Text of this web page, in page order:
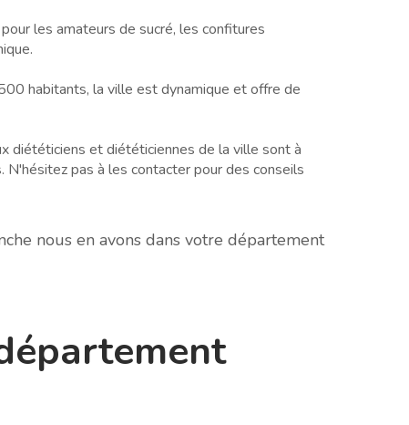
les amateurs de sucré, les confitures
habitants, la ville est dynamique et offre de
diététiciens et diététiciennes de la ville sont à
pas à les contacter pour des conseils
nous en avons dans votre département